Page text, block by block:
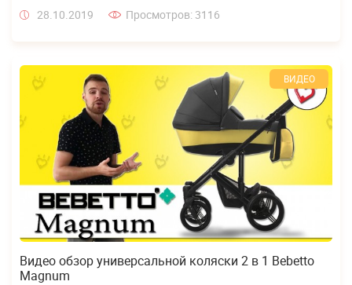
28.10.2019 Просмотров: 3116
ВИДЕО
Видео обзор универсальной коляски 2 в 1 Bebetto
Magnum